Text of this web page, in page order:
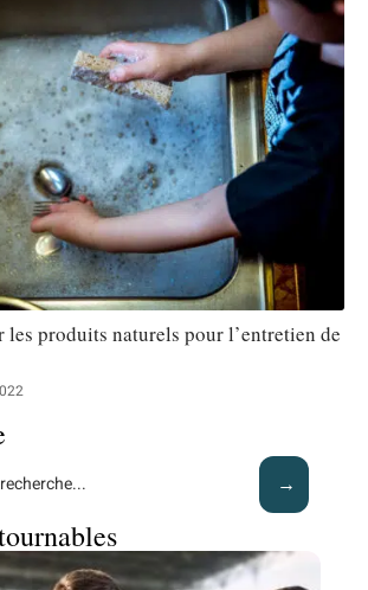
les produits naturels pour l’entretien de